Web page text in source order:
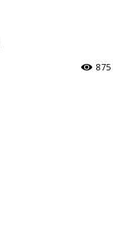
875